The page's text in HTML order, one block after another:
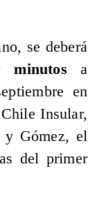
se deberá
minutos a
en
Insular,
y Gómez, el
del primer